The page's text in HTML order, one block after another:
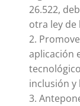
26.522,
otra ley de
2.
aplicación
inclusión y
3.